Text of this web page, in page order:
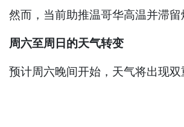
然而，当前助推温哥华高温并滞
周六至周日的天气转变
预计周六晚间开始，天气将出现双